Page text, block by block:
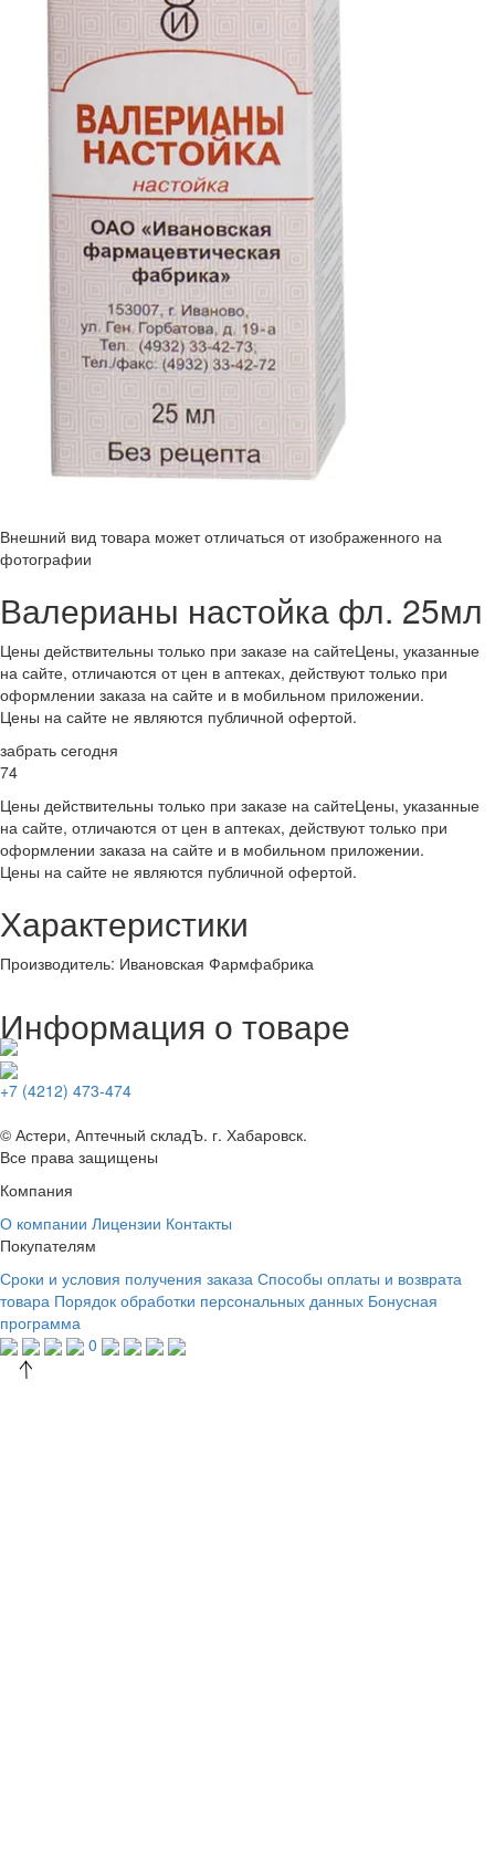
Внешний вид товара может отличаться от изображенного на
фотографии
Валерианы настойка фл. 25мл
Цены действительны только при заказе на сайтеЦены, указанные
на сайте, отличаются от цен в аптеках, действуют только при
оформлении заказа на сайте и в мобильном приложении.
Цены на сайте не являются публичной офертой.
забрать сегодня
74
Цены действительны только при заказе на сайтеЦены, указанные
на сайте, отличаются от цен в аптеках, действуют только при
оформлении заказа на сайте и в мобильном приложении.
Цены на сайте не являются публичной офертой.
Характеристики
Производитель: Ивановская Фармфабрика
Информация о товаре
+7 (4212) 473-474
© Астери, Аптечный складЪ. г. Хабаровск.
Все права защищены
Компания
О компании Лицензии Контакты
Покупателям
Сроки и условия получения заказа Способы оплаты и возврата
товара Порядок обработки персональных данных Бонусная
программа
0